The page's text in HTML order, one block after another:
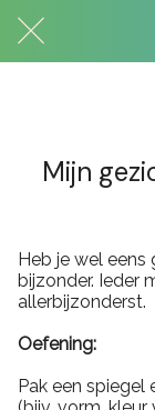
Mijn
Heb je wel eens
bijzonder. Ieder
allerbijzonderst.
Oefening:
Pak een spiegel